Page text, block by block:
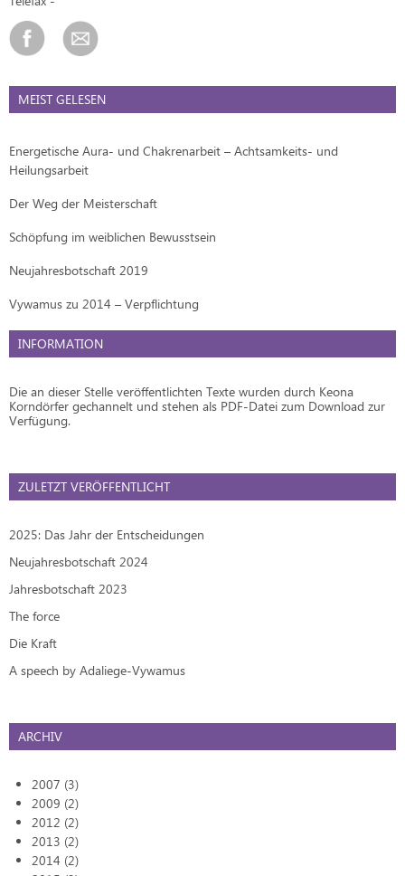
MEIST GELESEN
Energetische Aura- und Chakrenarbeit – Achtsamkeits- und
Heilungsarbeit
Der Weg der Meisterschaft
Schöpfung im weiblichen Bewusstsein
Neujahresbotschaft 2019
Vywamus zu 2014 – Verpflichtung
INFORMATION
Die an dieser Stelle veröffentlichten Texte wurden durch Keona
Korndörfer gechannelt und stehen als PDF-Datei zum Download zur
Verfügung.
ZULETZT VERÖFFENTLICHT
2025: Das Jahr der Entscheidungen
Neujahresbotschaft 2024
Jahresbotschaft 2023
The force
Die Kraft
A speech by Adaliege-Vywamus
ARCHIV
2007 (3)
2009 (2)
2012 (2)
2013 (2)
2014 (2)